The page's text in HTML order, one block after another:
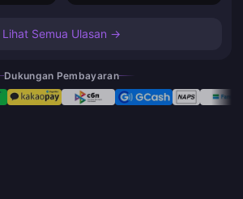
Lihat Semua Ulasan →
Dukungan Pembayaran